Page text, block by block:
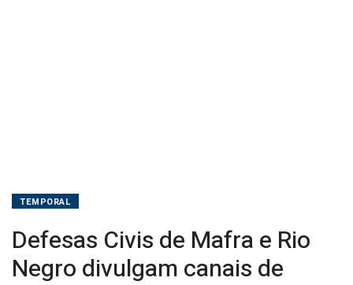
TEMPORAL
Defesas Civis de Mafra e Rio
Negro divulgam canais de